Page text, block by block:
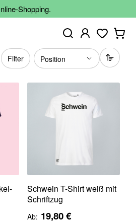
Shopping.
Filter
Schwein T-Shirt weiß mit
Schriftzug
Ab 19,80 €